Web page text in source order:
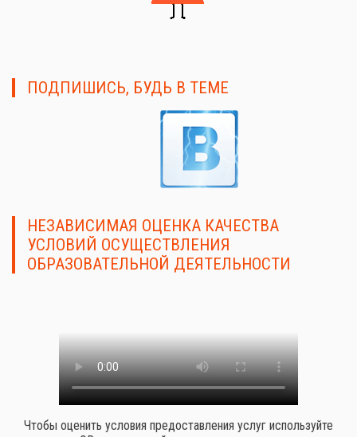
ПОДПИШИСЬ, БУДЬ В ТЕМЕ
НЕЗАВИСИМАЯ ОЦЕНКА КАЧЕСТВА
УСЛОВИЙ ОСУЩЕСТВЛЕНИЯ
ОБРАЗОВАТЕЛЬНОЙ ДЕЯТЕЛЬНОСТИ
Чтобы оценить условия предоставления услуг используйте